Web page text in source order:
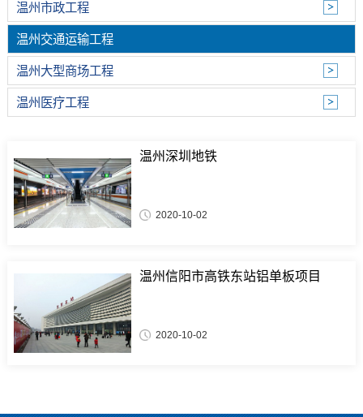
温州市政工程
温州交通运输工程
温州大型商场工程
温州医疗工程
温州深圳地铁
2020-10-02
温州信阳市高铁东站铝单板项目
2020-10-02